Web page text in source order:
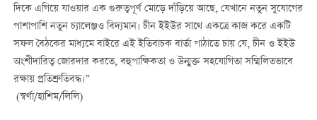
দিকে এগিয়ে যাওয়ার এক গুরুত্বপূর্ণ মোড়ে দাঁড়িয়ে আছে, যেখানে নতুন সুযোগের
পাশাপাশি নতুন চ্যালেঞ্জও বিদ্যমান। চীন ইইউর সাথে একত্রে কাজ করে একটি
সফল বৈঠকের মাধ্যমে বাইরে এই ইতিবাচক বার্তা পাঠাতে চায় যে, চীন ও ইইউ
অংশীদারিত্ব জোরদার করতে, বহুপাক্ষিকতা ও উন্মুক্ত সহযোগিতা সম্মিলিতভাবে
রক্ষায় প্রতিশ্রুতিবদ্ধ।”
(স্বর্ণা/হাশিম/লিলি)